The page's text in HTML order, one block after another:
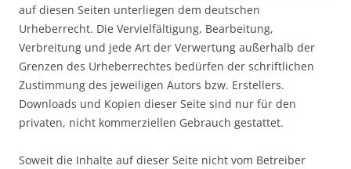
auf diesen Seiten unterliegen dem deutschen
Urheberrecht. Die Vervielfältigung, Bearbeitung,
Verbreitung und jede Art der Verwertung außerhalb der
Grenzen des Urheberrechtes bedürfen der schriftlichen
Zustimmung des jeweiligen Autors bzw. Erstellers.
Downloads und Kopien dieser Seite sind nur für den
privaten, nicht kommerziellen Gebrauch gestattet.
Soweit die Inhalte auf dieser Seite nicht vom Betreiber